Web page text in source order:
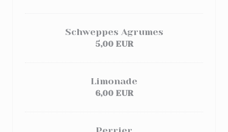
Schweppes Agrumes
5,00 EUR
Limonade
6,00 EUR